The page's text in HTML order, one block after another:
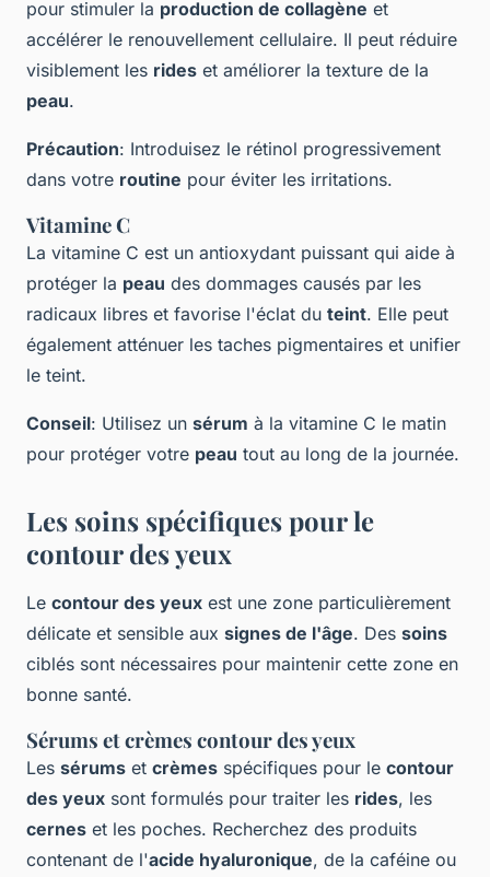
pour stimuler la production de collagène et
accélérer le renouvellement cellulaire. Il peut réduire
visiblement les rides et améliorer la texture de la
peau.
Précaution: Introduisez le rétinol progressivement
dans votre routine pour éviter les irritations.
Vitamine C
La vitamine C est un antioxydant puissant qui aide à
protéger la peau des dommages causés par les
radicaux libres et favorise l'éclat du teint. Elle peut
également atténuer les taches pigmentaires et unifier
le teint.
Conseil: Utilisez un sérum à la vitamine C le matin
pour protéger votre peau tout au long de la journée.
Les soins spécifiques pour le
contour des yeux
Le contour des yeux est une zone particulièrement
délicate et sensible aux signes de l'âge. Des soins
ciblés sont nécessaires pour maintenir cette zone en
bonne santé.
Sérums et crèmes contour des yeux
Les sérums et crèmes spécifiques pour le contour
des yeux sont formulés pour traiter les rides, les
cernes et les poches. Recherchez des produits
contenant de l'acide hyaluronique, de la caféine ou